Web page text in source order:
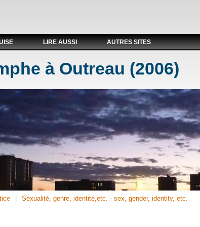
LIRE AUSSI AUTRES SITES
à Outreau (2006)
Sexualité, genre, identité,etc. - sex, gender, identity, etc.